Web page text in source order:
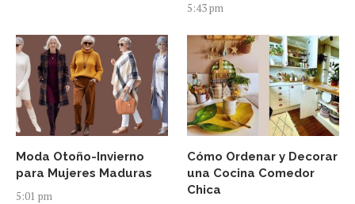
5:43 pm
Moda Otoño-Invierno
para Mujeres Maduras
5:01 pm
Cómo Ordenar y Decorar
una Cocina Comedor
Chica